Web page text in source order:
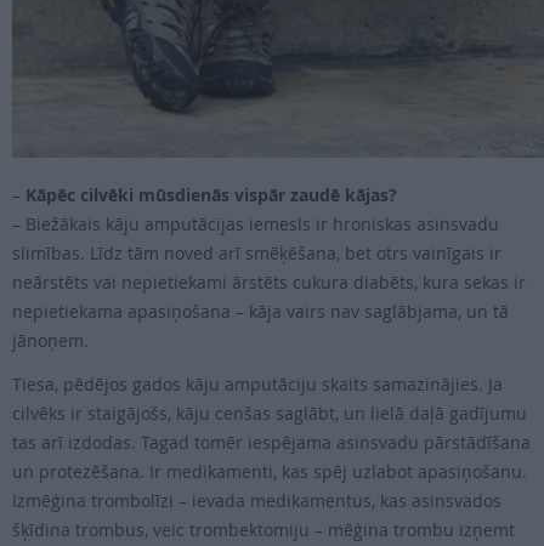
– Kāpēc cilvēki mūsdienās vispār zaudē kājas?
– Biežākais kāju amputācijas iemesls ir hroniskas asinsvadu
slimības. Līdz tām noved arī smēķēšana, bet otrs vainīgais ir
neārstēts vai nepietiekami ārstēts cukura diabēts, kura sekas ir
nepietiekama apasiņošana – kāja vairs nav saglābjama, un tā
jānoņem.
Tiesa, pēdējos gados kāju amputāciju skaits samazinājies. Ja
cilvēks ir staigājošs, kāju cenšas saglābt, un lielā daļā gadījumu
tas arī izdodas. Tagad tomēr iespējama asinsvadu pārstādīšana
un protezēšana. Ir medikamenti, kas spēj uzlabot apasiņošanu.
Izmēģina trombolīzi – ievada medikamentus, kas asinsvados
šķīdina trombus, veic tromb­ektomiju – mēģina trombu izņemt